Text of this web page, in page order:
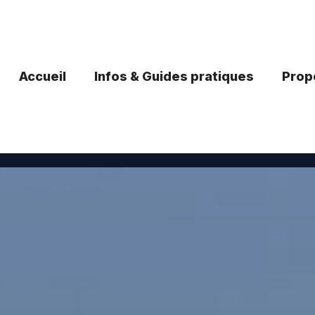
Accueil Infos & Guides pratiques